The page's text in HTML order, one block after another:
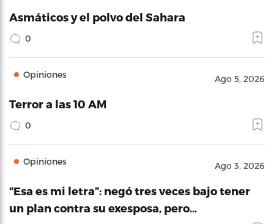
Asmáticos y el polvo del Sahara
0
Opiniones Ago 5, 2026
Terror a las 10 AM
0
Opiniones Ago 3, 2026
“Esa es mi letra”: negó tres veces bajo tener
un plan contra su exesposa, pero…